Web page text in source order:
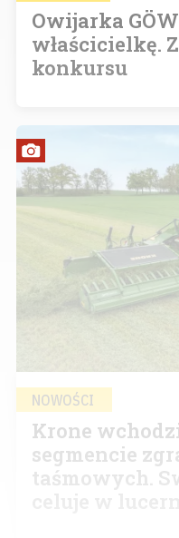
Owijarka
właścicielkę.
konkursu
NOWOŚCI
Krone
segmencie
taśmowych.